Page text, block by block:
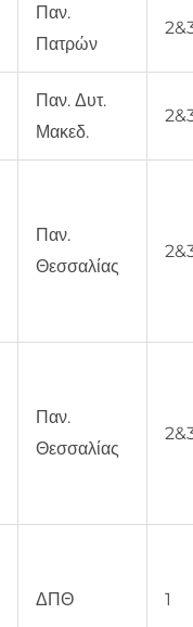
Παν.
Πατρών
Παν. Δυτ.
Μακεδ.
Παν.
Θεσσαλίας
Παν.
Θεσσαλίας
ΔΠΘ 1